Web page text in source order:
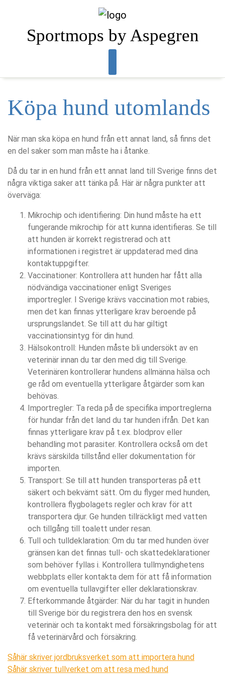
contentSportmops by Aspegren
Köpa hund utomlands
När man ska köpa en hund från ett annat land, så finns det
en del saker som man måste ha i åtanke.
Då du tar in en hund från ett annat land till Sverige finns det
några viktiga saker att tänka på. Här är några punkter att
överväga:
Mikrochip och identifiering: Din hund måste ha ett
fungerande mikrochip för att kunna identifieras. Se till
att hunden är korrekt registrerad och att
informationen i registret är uppdaterad med dina
kontaktuppgifter.
Vaccinationer: Kontrollera att hunden har fått alla
nödvändiga vaccinationer enligt Sveriges
importregler. I Sverige krävs vaccination mot rabies,
men det kan finnas ytterligare krav beroende på
ursprungslandet. Se till att du har giltigt
vaccinationsintyg för din hund.
Hälsokontroll: Hunden måste bli undersökt av en
veterinär innan du tar den med dig till Sverige.
Veterinären kontrollerar hundens allmänna hälsa och
ge råd om eventuella ytterligare åtgärder som kan
behövas.
Importregler: Ta reda på de specifika importreglerna
för hundar från det land du tar hunden ifrån. Det kan
finnas ytterligare krav på t.ex. blodprov eller
behandling mot parasiter. Kontrollera också om det
krävs särskilda tillstånd eller dokumentation för
importen.
Transport: Se till att hunden transporteras på ett
säkert och bekvämt sätt. Om du flyger med hunden,
kontrollera flygbolagets regler och krav för att
transportera djur. Ge hunden tillräckligt med vatten
och tillgång till toalett under resan.
Tull och tulldeklaration: Om du tar med hunden över
gränsen kan det finnas tull- och skattedeklarationer
som behöver fyllas i. Kontrollera tullmyndighetens
webbplats eller kontakta dem för att få information
om eventuella tullavgifter eller deklarationskrav.
Efterkommande åtgärder: När du har tagit in hunden
till Sverige bör du registrera den hos en svensk
veterinär och ta kontakt med försäkringsbolag för att
få veterinärvård och försäkring.
Såhär skriver jordbruksverket som att importera hund
Såhär skriver tullverket om att resa med hund